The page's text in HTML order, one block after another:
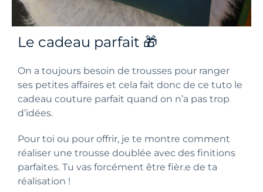
Le cadeau parfait 🎁
On a toujours besoin de trousses pour ranger
ses petites affaires et cela fait donc de ce tuto le
cadeau couture parfait quand on n’a pas trop
d’idées.
Pour toi ou pour offrir, je te montre comment
réaliser une trousse doublée avec des finitions
parfaites. Tu vas forcément être fièr.e de ta
réalisation !